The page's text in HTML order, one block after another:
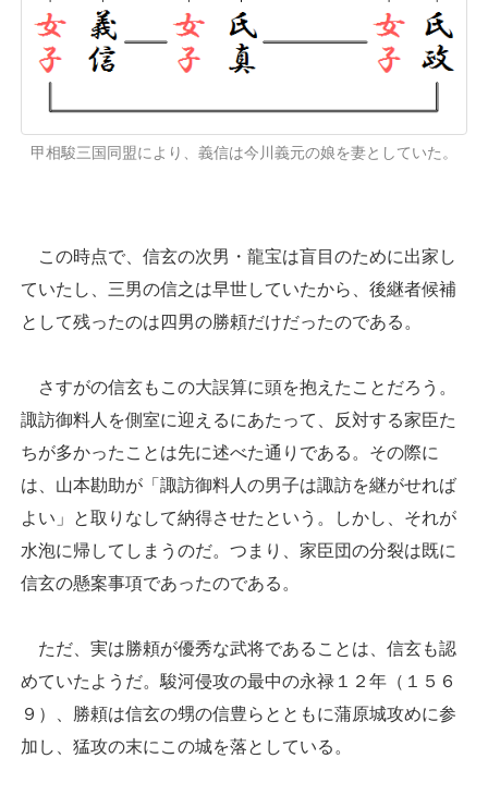
甲相駿三国同盟により、義信は今川義元の娘を妻としていた。
この時点で、信玄の次男・龍宝は盲目のために出家し
ていたし、三男の信之は早世していたから、後継者候補
として残ったのは四男の勝頼だけだったのである。
さすがの信玄もこの大誤算に頭を抱えたことだろう。
諏訪御料人を側室に迎えるにあたって、反対する家臣た
ちが多かったことは先に述べた通りである。その際に
は、山本勘助が「諏訪御料人の男子は諏訪を継がせれば
よい」と取りなして納得させたという。しかし、それが
水泡に帰してしまうのだ。つまり、家臣団の分裂は既に
信玄の懸案事項であったのである。
ただ、実は勝頼が優秀な武将であることは、信玄も認
めていたようだ。駿河侵攻の最中の永禄１２年（１５６
９）、勝頼は信玄の甥の信豊らとともに蒲原城攻めに参
加し、猛攻の末にこの城を落としている。